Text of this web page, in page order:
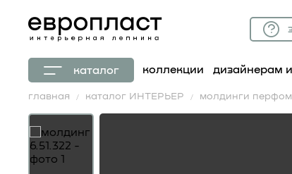
каталог коллекции дизайнерам
главная каталог ИНТЕРЬЕР молдинги перфом